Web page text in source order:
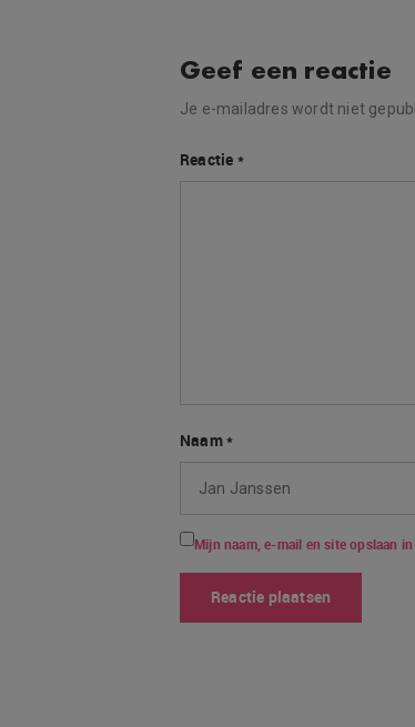
Geef een reactie
Je e-mailadres wordt niet
Reactie *
Naam*
Mijn naam, e-mail en site opslaan